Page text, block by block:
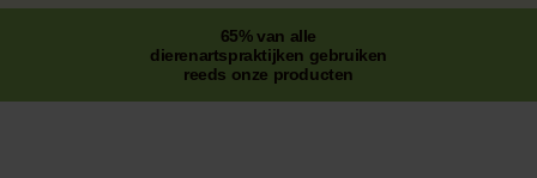
65% van alle
dierenartspraktijken gebruiken
reeds onze producten